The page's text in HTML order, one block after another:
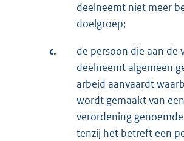
deelneemt niet meer
doelgroep;
c.
de persoon die aan de
deelneemt algemeen
arbeid aanvaardt
wordt gemaakt van
verordening
tenzij het betreft een